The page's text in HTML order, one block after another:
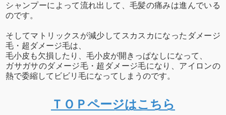
シャンプーによって流れ出して、毛髪の痛みは進んでいる
のです。
そしてマトリックスが減少してスカスカになったダメージ
毛・超ダメージ毛は、
毛小皮も欠損したり、毛小皮が開きっぱなしになって、
ガサガサのダメージ毛・超ダメージ毛になり、アイロンの
熱で委縮してビビリ毛になってしまうのです。
ＴＯＰページはこちら